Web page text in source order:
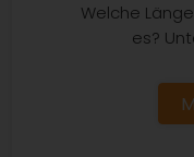
Welche
es?